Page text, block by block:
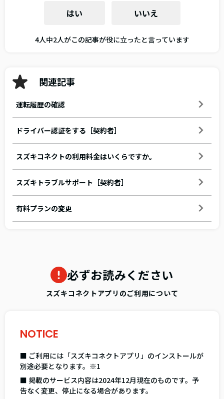
はい いいえ
4人中2人がこの記事が役に立ったと言っています
関連記事
運転履歴の確認
ドライバー認証をする［契約者］
スズキコネクトの利用料金はいくらですか。
スズキトラブルサポート［契約者］
有料プランの変更
必ずお読みください
スズキコネクトアプリのご利用について
NOTICE
■ ご利用には「スズキコネクトアプリ」のインストールが
別途必要となります。※1
■ 掲載のサービス内容は2024年12月現在のものです。予
告なく変更、停止になる場合があります。